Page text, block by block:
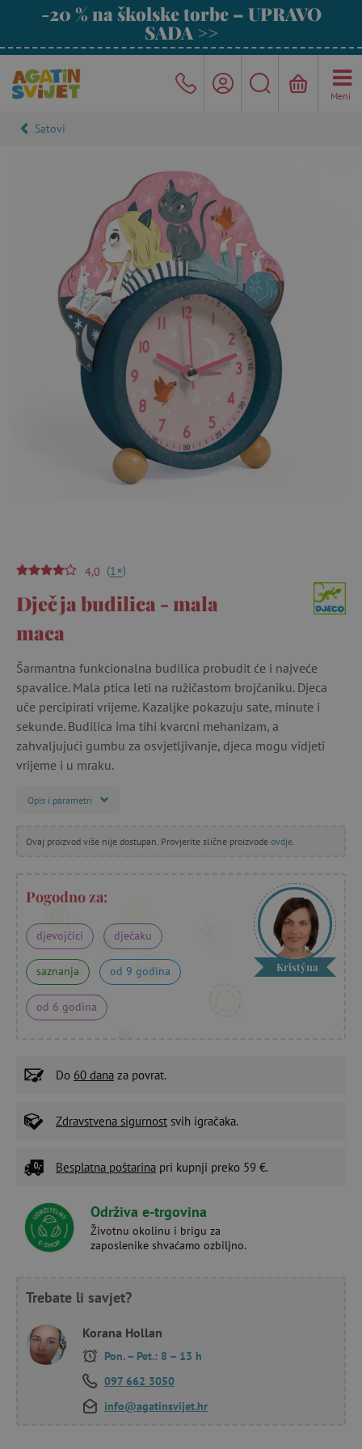
-20 % na školske torbe – UPRAVO
SADA >>
Meni
Satovi
4,0 (1+)
Dječja budilica - mala
maca
Šarmantna funkcionalna budilica probudit će i najveće
spavalice. Mala ptica leti na ružičastom brojčaniku. Djeca
uče percipirati vrijeme. Kazaljke pokazuju sate, minute i
sekunde. Budilica ima tihi kvarcni mehanizam, a
zahvaljujući gumbu za osvjetljivanje, djeca mogu vidjeti
vrijeme i u mraku.
Opis i parametri
Ovaj proizvod više nije dostupan. Provjerite slične proizvode ovdje
Pogodno za:
djevojčici dječaku
saznanja od 9 godina
od 6 godina
Kristýna
Do 60 dana za povrat.
Zdravstvena sigurnost svih igračaka.
Besplatna poštarina pri kupnji preko 59 €.
Održiva e-trgovina
Životnu okolinu i brigu za
zaposlenike shvaćamo ozbiljno.
Trebate li savjet?
Korana Hollan
Pon. – Pet.: 8 – 13 h
097 662 3050
info@agatinsvijet.hr